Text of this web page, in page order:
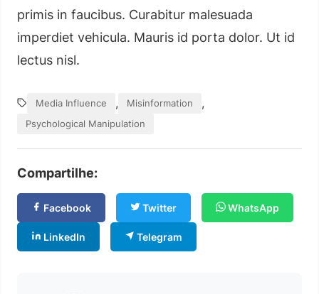
primis in faucibus. Curabitur malesuada
imperdiet vehicula. Mauris id porta dolor. Ut id
lectus nisl.
Media Influence , Misinformation ,
Psychological Manipulation
Compartilhe:
Facebook Twitter WhatsApp
LinkedIn Telegram